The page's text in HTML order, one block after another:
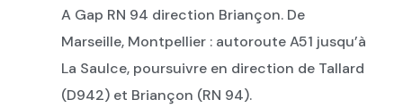
A Gap RN 94 direction Briançon. De
Marseille, Montpellier : autoroute A51 jusqu’à
La Saulce, poursuivre en direction de Tallard
(D942) et Briançon (RN 94).